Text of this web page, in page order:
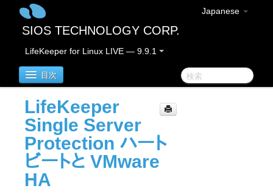
Japanese
SIOS TECHNOLOGY CORP.
LifeKeeper for Linux LIVE — 9.9.1
目次
LifeKeeper for Linux
LifeKeeper for Linuxリリースノート
重要なお知らせ
LifeKeeper
Single Server
Protection ハート
ビートと VMware
HA